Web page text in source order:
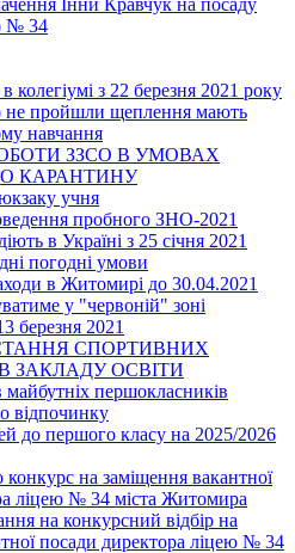
Інни Кравчук на посаду
№ 34
колегіумі з 22 березня 2021 року
не пройшли щеплення мають
навчання
ЗЗСО В УМОВАХ
КАРАНТИНУ
учня
пробного ЗНО-2021
в Україні з 25 січня 2021
погодні умови
в Житомирі до 30.04.2021
у "червоній" зоні
березня 2021
СПОРТИВНИХ
ЗАКЛАДУ ОСВІТИ
майбутніх першокласників
відпочинку
до першого класу на 2025/2026
на заміщення вакантної
ліцею № 34 міста Житомира
на конкурсний відбір на
посади директора ліцею № 34